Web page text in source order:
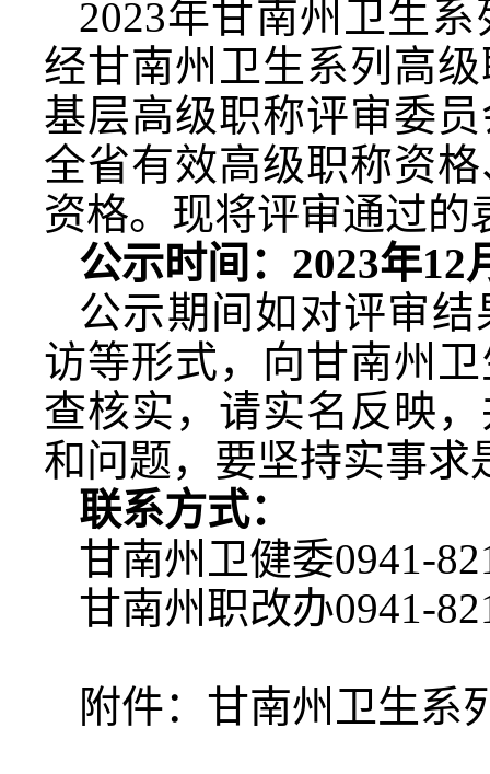
2023年甘南州卫生
经甘南州卫生系列高
基层高级职称评审委
全省有效高级职称资
资格。现将评审通过的
公示时间：2023年12
公示期间如对评审
访等形式，向甘南州
查核实，请实名反映，
和问题，要坚持实事求
联系方式：
甘南州卫健委0941-
甘南州职改办0941-
附件：甘南州卫生系